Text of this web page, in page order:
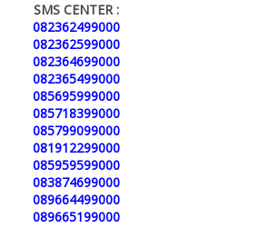
SMS CENTER :
082362499000
082362599000
082364699000
082365499000
085695999000
085718399000
085799099000
081912299000
085959599000
083874699000
089664499000
089665199000